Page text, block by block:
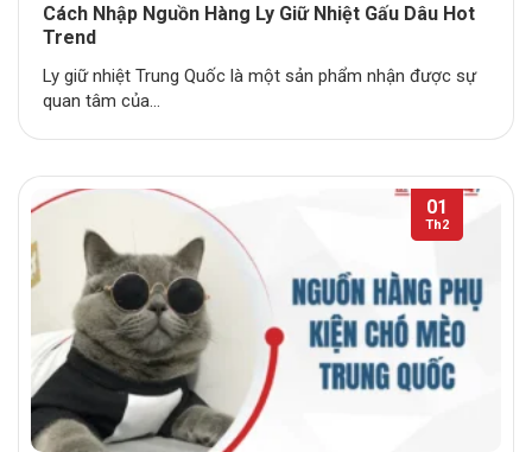
Cách Nhập Nguồn Hàng Ly Giữ Nhiệt Gấu Dâu Hot
Trend
Ly giữ nhiệt Trung Quốc là một sản phẩm nhận được sự
quan tâm của...
01
Th2